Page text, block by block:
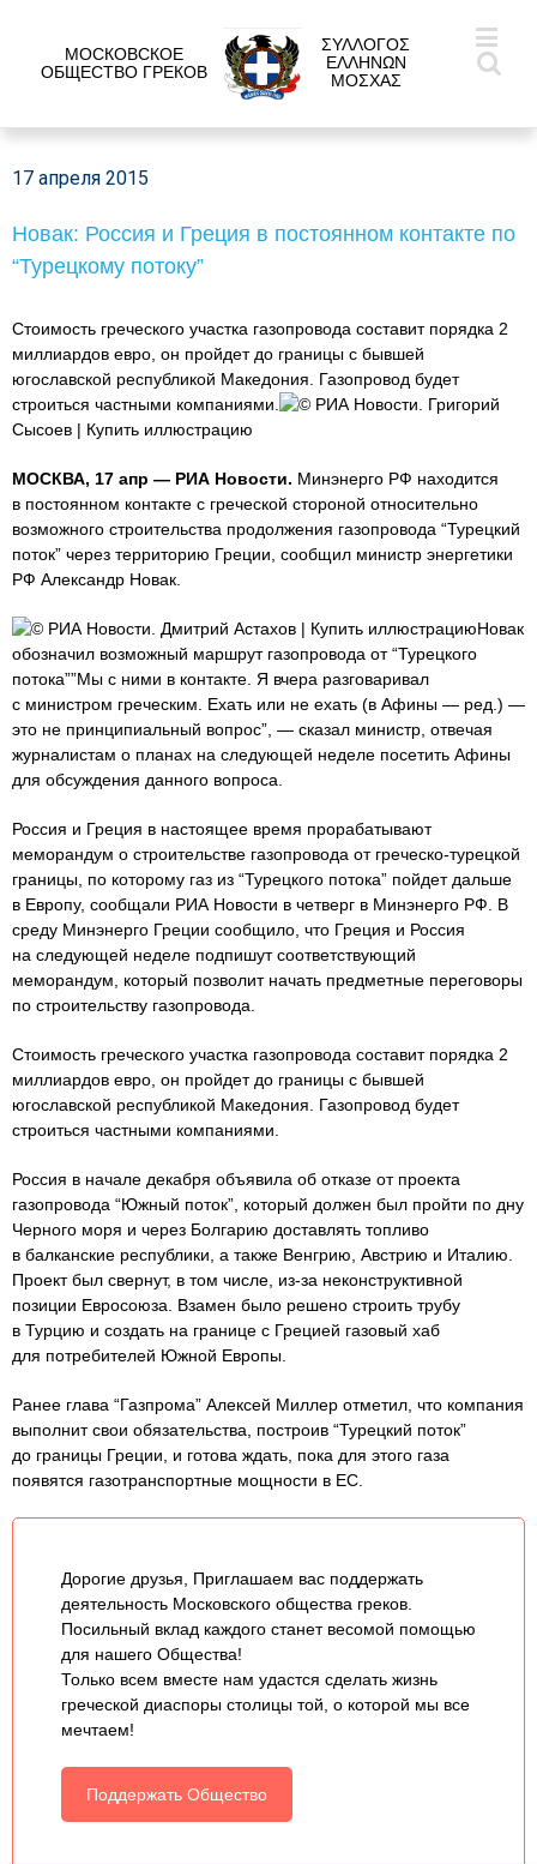
МОСКОВСКОЕ
ОБЩЕСТВО ГРЕКОВ
ΣΥΛΛΟΓΟΣ
ΕΛΛΗΝΩΝ
ΜΟΣΧΑΣ
17 апреля 2015
Новак: Россия и Греция в постоянном контакте по
“Турецкому потоку”
Стоимость греческого участка газопровода составит порядка 2
миллиардов евро, он пройдет до границы с бывшей
югославской республикой Македония. Газопровод будет
строиться частными компаниями.
© РИА Новости. Григорий
Сысоев | Купить иллюстрацию
МОСКВА, 17 апр — РИА Новости. Минэнерго РФ находится
в постоянном контакте с греческой стороной относительно
возможного строительства продолжения газопровода “Турецкий
поток” через территорию Греции, сообщил министр энергетики
РФ Александр Новак.
© РИА Новости. Дмитрий Астахов | Купить иллюстрациюНовак
обозначил возможный маршрут газопровода от “Турецкого
потока””Мы с ними в контакте. Я вчера разговаривал
с министром греческим. Ехать или не ехать (в Афины — ред.) —
это не принципиальный вопрос”, — сказал министр, отвечая
журналистам о планах на следующей неделе посетить Афины
для обсуждения данного вопроса.
Россия и Греция в настоящее время прорабатывают
меморандум о строительстве газопровода от греческо-турецкой
границы, по которому газ из “Турецкого потока” пойдет дальше
в Европу, сообщали РИА Новости в четверг в Минэнерго РФ. В
среду Минэнерго Греции сообщило, что Греция и Россия
на следующей неделе подпишут соответствующий
меморандум, который позволит начать предметные переговоры
по строительству газопровода.
Стоимость греческого участка газопровода составит порядка 2
миллиардов евро, он пройдет до границы с бывшей
югославской республикой Македония. Газопровод будет
строиться частными компаниями.
Россия в начале декабря объявила об отказе от проекта
газопровода “Южный поток”, который должен был пройти по дну
Черного моря и через Болгарию доставлять топливо
в балканские республики, а также Венгрию, Австрию и Италию.
Проект был свернут, в том числе, из-за неконструктивной
позиции Евросоюза. Взамен было решено строить трубу
в Турцию и создать на границе с Грецией газовый хаб
для потребителей Южной Европы.
Ранее глава “Газпрома” Алексей Миллер отметил, что компания
выполнит свои обязательства, построив “Турецкий поток”
до границы Греции, и готова ждать, пока для этого газа
появятся газотранспортные мощности в ЕС.
Дорогие друзья, Приглашаем вас поддержать
деятельность Московского общества греков.
Посильный вклад каждого станет весомой помощью
для нашего Общества!
Только всем вместе нам удастся сделать жизнь
греческой диаспоры столицы той, о которой мы все
мечтаем!
Поддержать Общество